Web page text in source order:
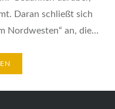
Daran schließt sich
Nordwesten“ an, die…